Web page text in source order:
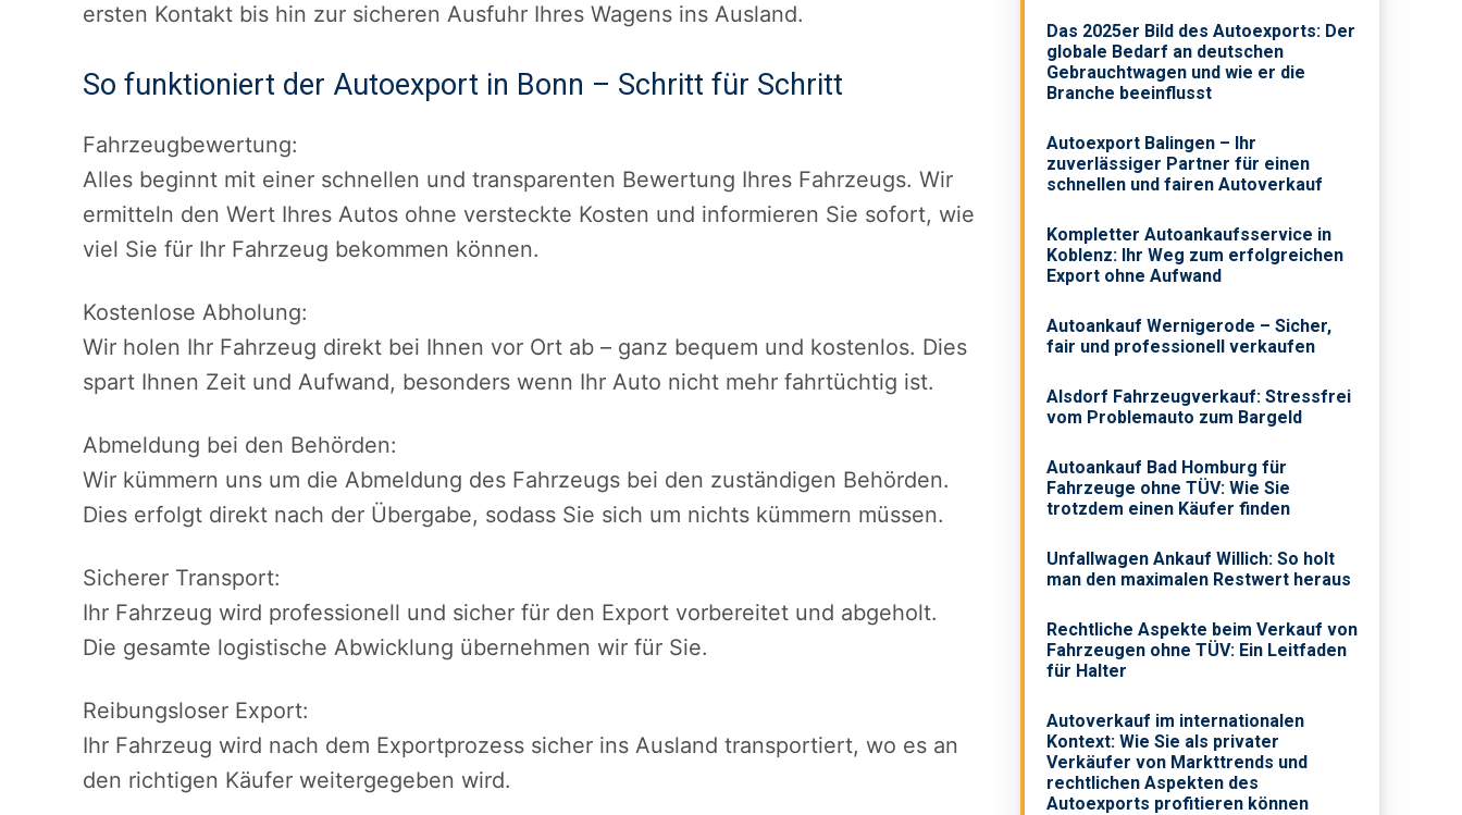
ersten Kontakt bis hin zur sicheren Ausfuhr Ihres Wagens ins Ausland.
So funktioniert der Autoexport in Bonn – Schritt für Schritt
Fahrzeugbewertung:
Alles beginnt mit einer schnellen und transparenten Bewertung Ihres Fahrzeugs. Wir
ermitteln den Wert Ihres Autos ohne versteckte Kosten und informieren Sie sofort, wie
viel Sie für Ihr Fahrzeug bekommen können.
Kostenlose Abholung:
Wir holen Ihr Fahrzeug direkt bei Ihnen vor Ort ab – ganz bequem und kostenlos. Dies
spart Ihnen Zeit und Aufwand, besonders wenn Ihr Auto nicht mehr fahrtüchtig ist.
Abmeldung bei den Behörden:
Wir kümmern uns um die Abmeldung des Fahrzeugs bei den zuständigen Behörden.
Dies erfolgt direkt nach der Übergabe, sodass Sie sich um nichts kümmern müssen.
Sicherer Transport:
Ihr Fahrzeug wird professionell und sicher für den Export vorbereitet und abgeholt.
Die gesamte logistische Abwicklung übernehmen wir für Sie.
Reibungsloser Export:
Ihr Fahrzeug wird nach dem Exportprozess sicher ins Ausland transportiert, wo es an
den richtigen Käufer weitergegeben wird.
Das 2025er Bild des Autoexports: Der
globale Bedarf an deutschen
Gebrauchtwagen und wie er die
Branche beeinflusst
Autoexport Balingen – Ihr
zuverlässiger Partner für einen
schnellen und fairen Autoverkauf
Kompletter Autoankaufsservice in
Koblenz: Ihr Weg zum erfolgreichen
Export ohne Aufwand
Autoankauf Wernigerode – Sicher,
fair und professionell verkaufen
Alsdorf Fahrzeugverkauf: Stressfrei
vom Problemauto zum Bargeld
Autoankauf Bad Homburg für
Fahrzeuge ohne TÜV: Wie Sie
trotzdem einen Käufer finden
Unfallwagen Ankauf Willich: So holt
man den maximalen Restwert heraus
Rechtliche Aspekte beim Verkauf von
Fahrzeugen ohne TÜV: Ein Leitfaden
für Halter
Autoverkauf im internationalen
Kontext: Wie Sie als privater
Verkäufer von Markttrends und
rechtlichen Aspekten des
Autoexports profitieren können